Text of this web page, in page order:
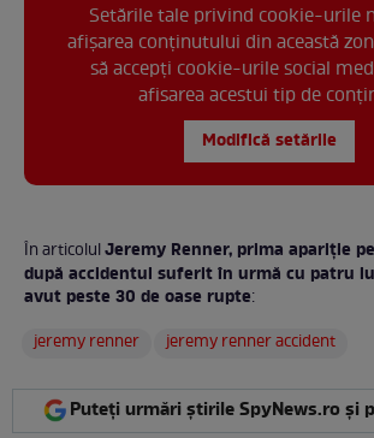
Setările tale privind cookie-urile
afișarea conținutului din această
să accepți cookie-urile social
afisarea acestui tip de
Modifică setările
În articolulJeremy Renner, prima apariție
după accidentul suferit în urmă cu patru
avut peste 30 de oase rupte:
jeremy renner
jeremy renner accident
Puteți urmări știrile SpyNews.ro și